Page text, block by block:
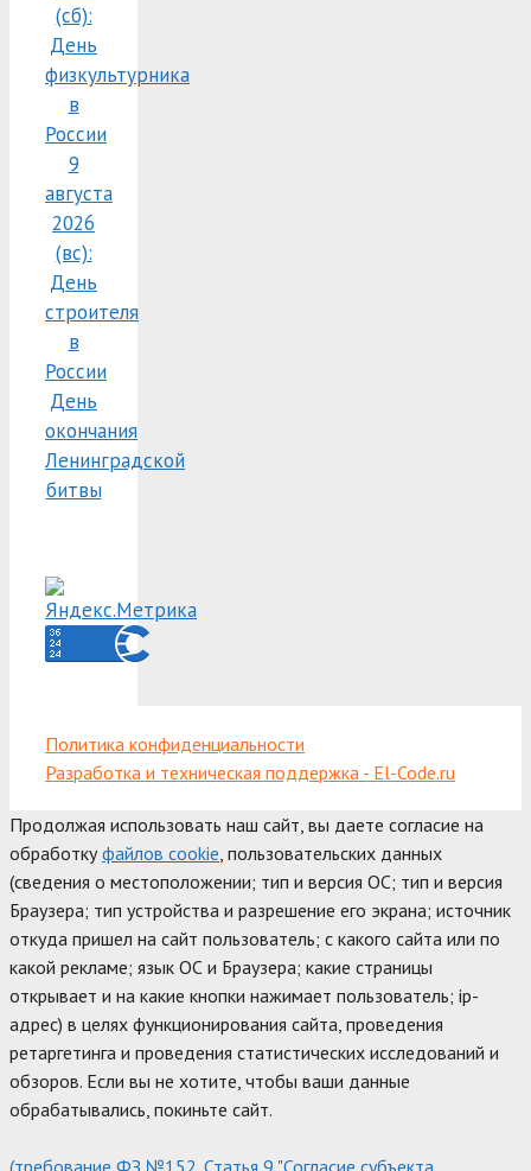
(сб):
День
физкультурника
в
России
9
августа
2026
(вс):
День
строителя
в
России
День
окончания
Ленинградской
битвы
Политика конфиденциальности
Разработка и техническая поддержка - El-Code.ru
Продолжая использовать наш сайт, вы даете согласие на
обработкуфайлов cookie , пользовательских данных
(сведения о местоположении; тип и версия ОС; тип и версия
Браузера; тип устройства и разрешение его экрана; источник
откуда пришел на сайт пользователь; с какого сайта или по
какой рекламе; язык ОС и Браузера; какие страницы
открывает и на какие кнопки нажимает пользователь; ip-
адрес) в целях функционирования сайта, проведения
ретаргетинга и проведения статистических исследований и
обзоров. Если вы не хотите, чтобы ваши данные
обрабатывались, покиньте сайт.
(требование ФЗ №152. Статья 9 "Согласие субъекта